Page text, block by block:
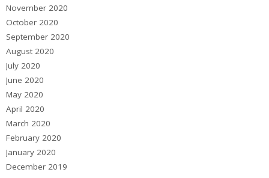
November 2020
October 2020
September 2020
August 2020
July 2020
June 2020
May 2020
April 2020
March 2020
February 2020
January 2020
December 2019